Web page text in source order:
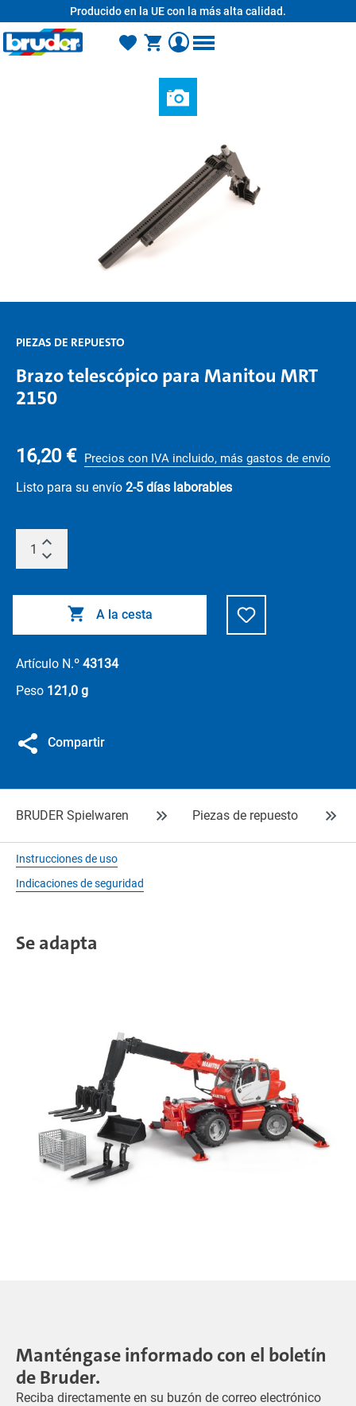
Producido en la UE con la más alta calidad.
PIEZAS DE REPUESTO
Brazo telescópico para Manitou MRT
2150
16,20 € Precios con IVA incluido, más gastos de envío
Listo para su envío 2-5 días laborables
A la cesta
Artículo N.º 43134
Peso 121,0 g
Compartir
BRUDER Spielwaren Piezas de repuesto
Instrucciones de uso
Indicaciones de seguridad
Se adapta
Manténgase informado con el boletín
de Bruder.
Reciba directamente en su buzón de correo electrónico